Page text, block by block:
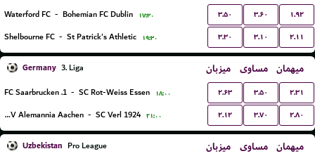
Waterford FC - Bohemian FC Dublin ۱۷:۳۰ ۳.۵۰ ۳.۶۰ ۱.۹۲
Shelbourne FC - St Patrick's Athletic ۱۹:۳۰ ۳.۳۰ ۳.۱۰ ۲.۱۱
Germany 3. Liga میزبان مساوی میهمان
1. FC Saarbrucken - SC Rot-Weiss Essen ۱۸:۰۰ ۲.۶۳ ۳.۵۰ ۲.۳۱
TSV Alemannia Aachen - SC Verl 1924 ۲۱:۰۰ ۲.۱۲ ۳.۷۰ ۲.۸۰
Uzbekistan Pro League میزبان مساوی میهمان